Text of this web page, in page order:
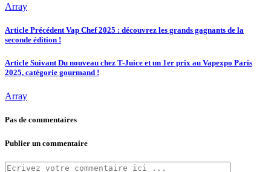
Array
Article Précédent Vap Chef 2025 : découvrez les grands gagnants de la
seconde édition !
Article SuivantDu nouveau chez T-Juice et un 1er prix au Vapexpo Paris
2025, catégorie gourmand !
Array
Pas de commentaires
Publier un commentaire